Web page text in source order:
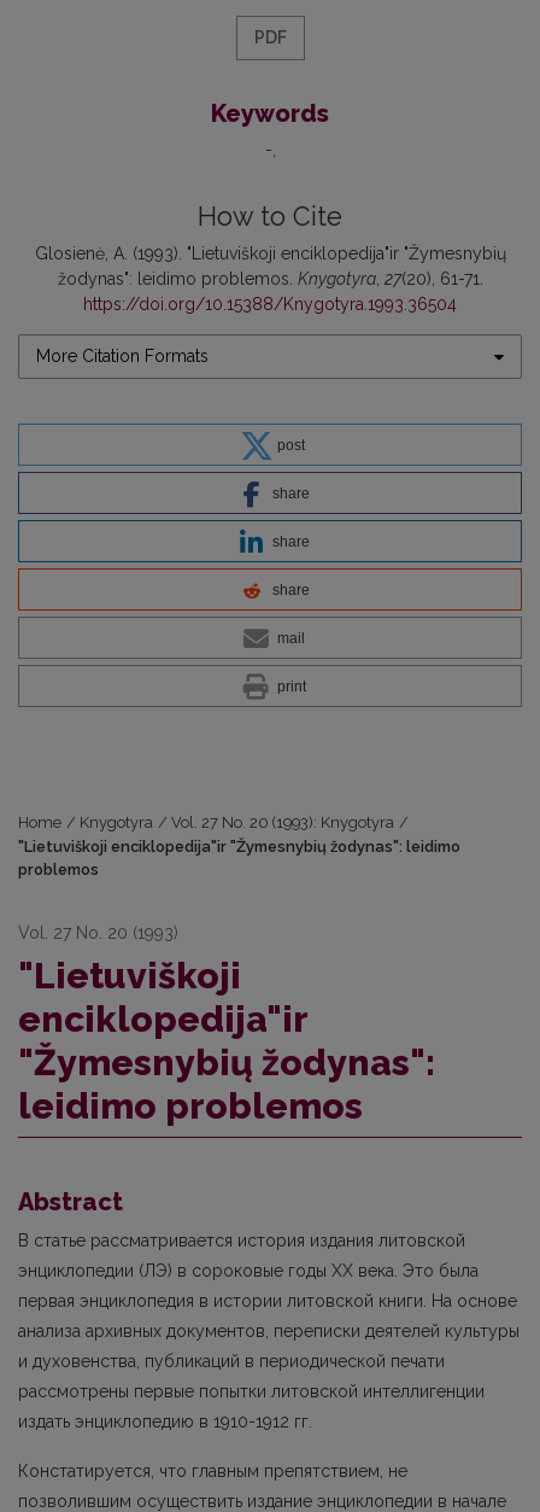
PDF
Keywords
-
How to Cite
Glosienė, A. (1993). "Lietuviškoji enciklopedija"ir "Žymesnybių
žodynas": leidimo problemos. Knygotyra, 27(20), 61-71.
https://doi.org/10.15388/Knygotyra.1993.36504
More Citation Formats
post
share
share
share
mail
print
Home / Knygotyra / Vol. 27 No. 20 (1993): Knygotyra /
"Lietuviškoji enciklopedija"ir "Žymesnybių žodynas": leidimo
problemos
Vol. 27 No. 20 (1993)
"Lietuviškoji
enciklopedija"ir
"Žymesnybių žodynas":
leidimo problemos
Abstract
В статье рассматривается история издания литовской
энциклопедии (ЛЭ) в сороковые годы XX века. Это была
первая энциклопедия в истории литовской книги. На основе
анализа архивных документов, переписки деятелей культуры
и духовенства, публикаций в периодической печати
рассмотрены первые попытки литовской интеллигенции
издать энциклопедию в 1910-1912 гг.
Констатируется, что главным препятствием, не
позволившим осуществить издание энциклопедии в начале